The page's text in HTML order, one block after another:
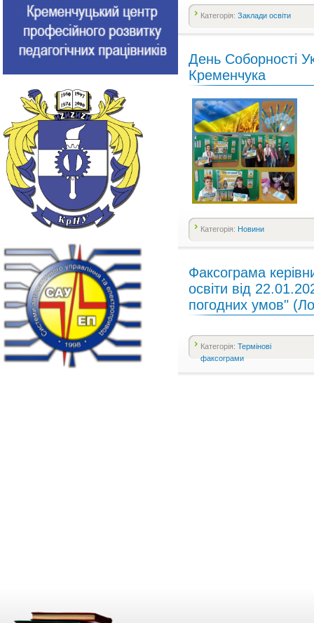
Категорія: Заклади освіти
День Соборності
Кременчука
Категорія: Новини
Факсограма
освіти від
погодних умов"
Категорія: Термінові
факсограми